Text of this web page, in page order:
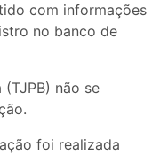
com informações
no banco de
não se
foi realizada